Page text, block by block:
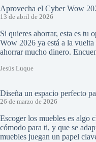
Aprovecha el Cyber Wow
13 de abril de 2026
Si quieres ahorrar, esta es tu
Wow 2026 ya está a la vuelta
ahorrar mucho dinero.
Jesús Luque
Diseña un espacio perfecto
26 de marzo de 2026
Escoger los muebles es algo
cómodo para ti, y que se
muebles juegan un papel